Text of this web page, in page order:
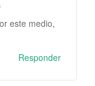
este medio,
Responder